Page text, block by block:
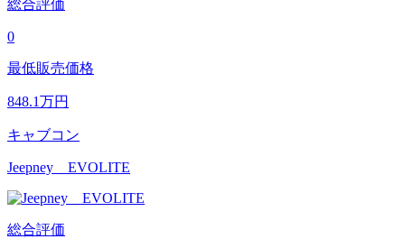
総合評価
0
最低販売価格
848.1万円
キャブコン
Jeepney EVOLITE
総合評価